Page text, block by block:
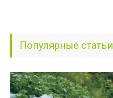
Популярные статьи